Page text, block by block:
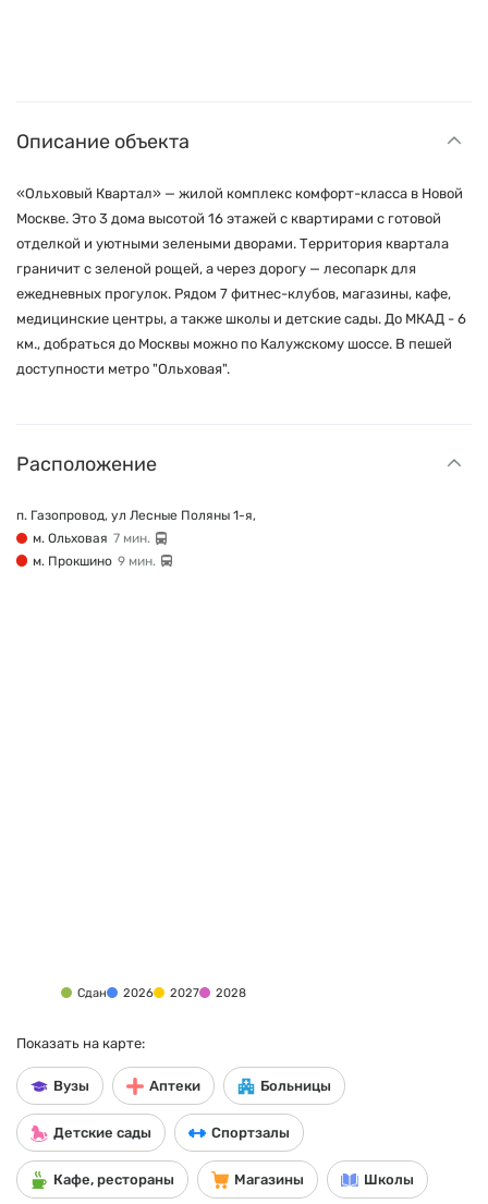
Описание объекта
«Ольховый Квартал» — жилой комплекс комфорт-класса в Новой
Москве. Это 3 дома высотой 16 этажей с квартирами с готовой
отделкой и уютными зелеными дворами. Территория квартала
граничит с зеленой рощей, а через дорогу — лесопарк для
ежедневных прогулок. Рядом 7 фитнес-клубов, магазины, кафе,
медицинские центры, а также школы и детские сады. До МКАД - 6
км., добраться до Москвы можно по Калужскому шоссе. В пешей
доступности метро "Ольховая".
Расположение
п. Газопровод, ул Лесные Поляны 1-я,
м. Ольховая 7 мин.
м. Прокшино 9 мин.
Сдан 2026 2027 2028
Показать на карте:
Вузы Аптеки Больницы
Детские сады Спортзалы
Кафе, рестораны Магазины Школы